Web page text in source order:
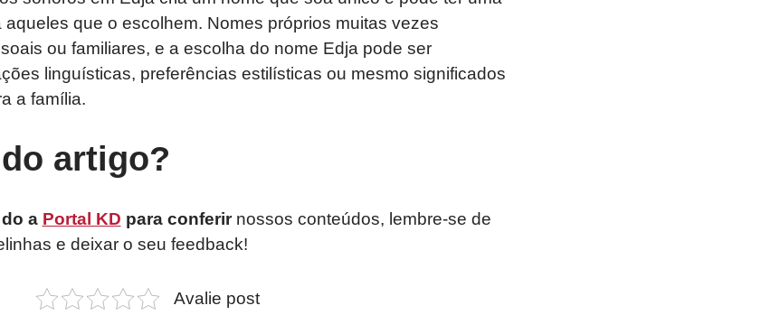
que o escolhem. Nomes próprios muitas vezes
ou familiares, e a escolha do nome Edja pode ser
linguísticas, preferências estilísticas ou mesmo significados
a família.
artigo?
a Portal KD para conferirnossos conteúdos, lembre-se de
e deixar o seu feedback!
Avalie post